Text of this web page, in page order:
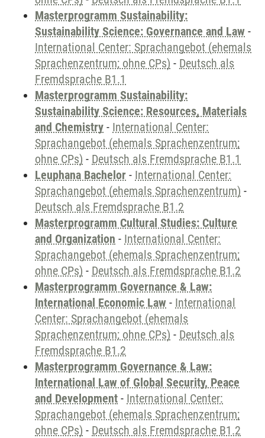
Masterprogramm Sustainability:
Sustainability Science: Governance and Law -
International Center: Sprachangebot (ehemals
Sprachenzentrum; ohne CPs) - Deutsch als
Fremdsprache B1.1
Masterprogramm Sustainability:
Sustainability Science: Resources, Materials
and Chemistry - International Center:
Sprachangebot (ehemals Sprachenzentrum;
ohne CPs) - Deutsch als Fremdsprache B1.1
Leuphana Bachelor - International Center:
Sprachangebot (ehemals Sprachenzentrum) -
Deutsch als Fremdsprache B1.2
Masterprogramm Cultural Studies: Culture
and Organization - International Center:
Sprachangebot (ehemals Sprachenzentrum;
ohne CPs) - Deutsch als Fremdsprache B1.2
Masterprogramm Governance & Law:
International Economic Law - International
Center: Sprachangebot (ehemals
Sprachenzentrum; ohne CPs) - Deutsch als
Fremdsprache B1.2
Masterprogramm Governance & Law:
International Law of Global Security, Peace
and Development - International Center:
Sprachangebot (ehemals Sprachenzentrum;
ohne CPs) - Deutsch als Fremdsprache B1.2